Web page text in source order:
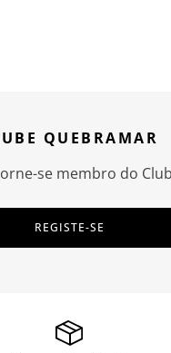
QUEBRAMAR
se membro do
REGISTE-SE